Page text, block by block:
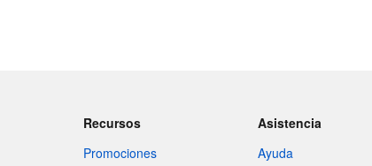
Recursos
Promociones
Asistencia
Ayuda